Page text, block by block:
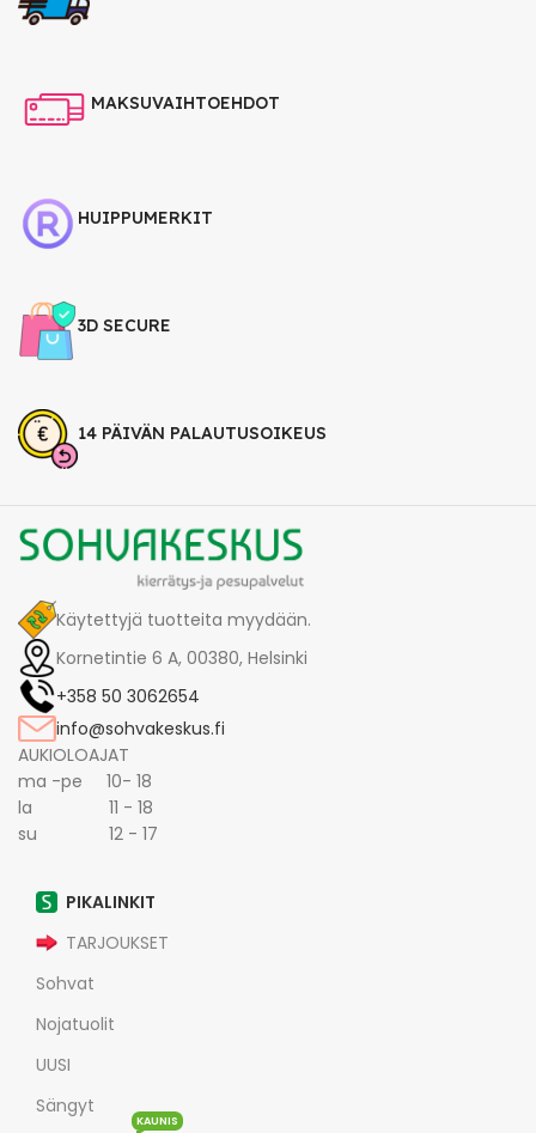
MAKSUVAIHTOEHDOT
HUIPPUMERKIT
3D SECURE
14 PÄIVÄN PALAUTUSOIKEUS
Käytettyjä tuotteita myydään.
Kornetintie 6 A, 00380, Helsinki
+358 50 3062654
info@sohvakeskus.fi
AUKIOLOAJAT
ma -pe 10- 18
la 11 - 18
su 12 - 17
PIKALINKIT
TARJOUKSET
Sohvat
Nojatuolit
UUSI
Sängyt
KAUNIS